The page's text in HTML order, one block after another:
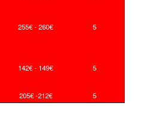
255€ - 260€ 5
142€ - 149€ 5
205€ -212€ 5